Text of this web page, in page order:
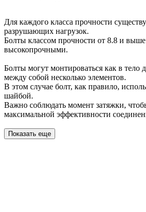
Для каждого класса прочности
разрушающих нагрузок.
Болты классом прочности от 8.8 и
высокопрочными.
Болты могут монтироваться как в тело
между собой несколько элементов.
В этом случае болт, как правило,
шайбой.
Важно соблюдать момент затяжки,
максимальной эффективности
Показать еще